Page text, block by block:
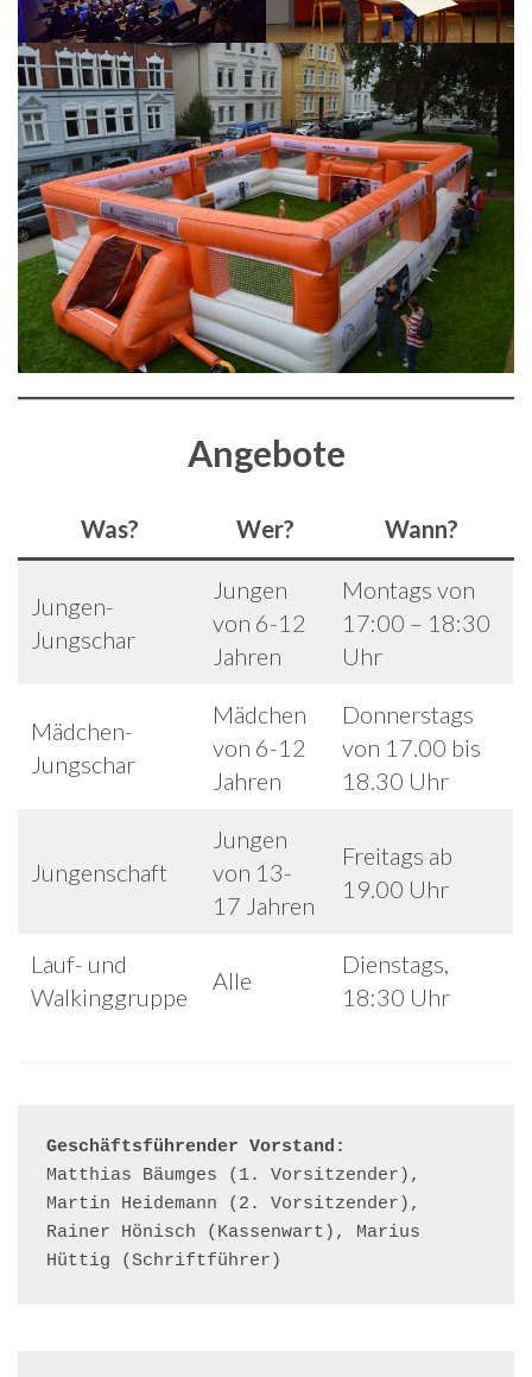
Angebote
Was? Wer? Wann?
Jungen-
Jungschar
Jungen
von 6-12
Jahren
Montags von
17:00 – 18:30
Uhr
Mädchen-
Jungschar
Mädchen
von 6-12
Jahren
Donnerstags
von 17.00 bis
18.30 Uhr
Jungenschaft
Jungen
von 13-
17 Jahren
Freitags ab
19.00 Uhr
Lauf- und
Walkinggruppe
Alle
Dienstags,
18:30 Uhr
Geschäftsführender Vorstand:
Matthias Bäumges (1. Vorsitzender),
Martin Heidemann (2. Vorsitzender),
Rainer Hönisch (Kassenwart), Marius
Hüttig (Schriftführer)